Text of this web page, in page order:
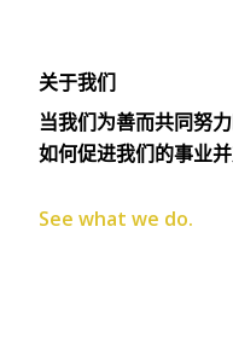
关于我们
当我们为善而共同努
如何促进我们的事业
See what we do.